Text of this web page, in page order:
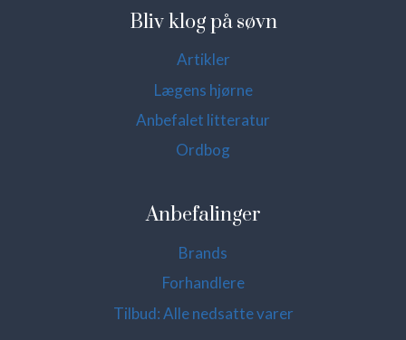
Bliv klog på søvn
Artikler
Lægens hjørne
Anbefalet litteratur
Ordbog
Anbefalinger
Brands
Forhandlere
Tilbud: Alle nedsatte varer